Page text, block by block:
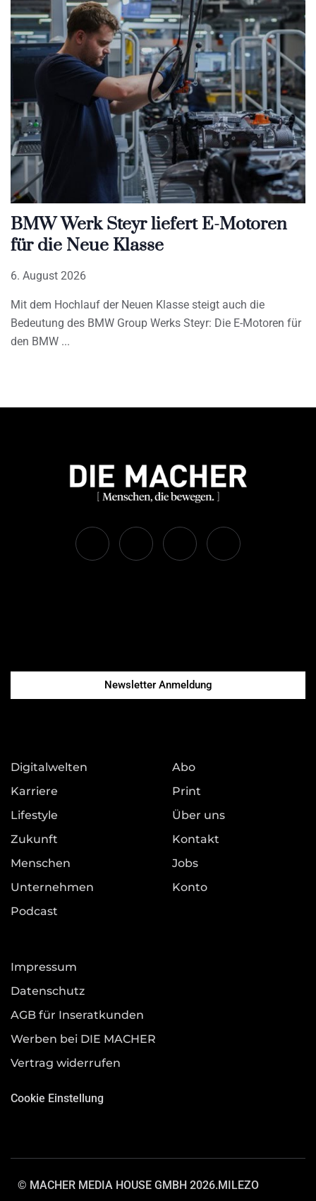
BMW Werk Steyr liefert E-Motoren
für die Neue Klasse
6. August 2026
Mit dem Hochlauf der Neuen Klasse steigt auch die
Bedeutung des BMW Group Werks Steyr: Die E-Motoren für
den BMW
Newsletter Anmeldung
Digitalwelten
Karriere
Lifestyle
Zukunft
Menschen
Unternehmen
Podcast
Abo
Print
Über uns
Kontakt
Jobs
Konto
Impressum
Datenschutz
AGB für Inseratkunden
Werben bei DIE MACHER
Vertrag widerrufen
Cookie Einstellung
© MACHER MEDIA HOUSE GMBH 2026.MILEZO